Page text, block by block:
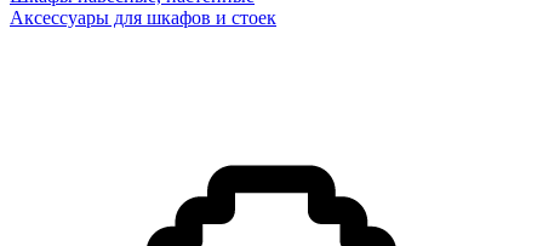
Аксессуары для шкафов и стоек